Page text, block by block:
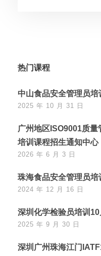
热门课程
中山食品安全管理员
2025 年 10 月 31 日
广州地区ISO9001质
培训课程招生通知中心
2026 年 6 月 3 日
珠海食品安全管理员
2024 年 12 月 16 日
深圳化学检验员培训
2025 年 9 月 30 日
深圳广州珠海江门